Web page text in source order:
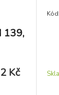
139,
Kč